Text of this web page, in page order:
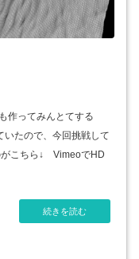
作ってみんとてする
いたので、今回挑戦して
がこちら↓ VimeoでHD
続きを読む